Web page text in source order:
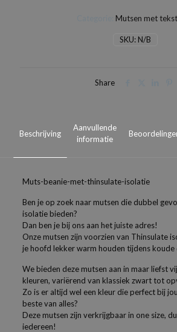
SKU:N/B
Mutsen met
Share
Beschrijving
Aanvullende
informatie
Muts-beanie-met-thinsulate-isolatie
Ben je op zoek naar mutsen die dubbel
isolatie bieden?
Dan ben je bij ons aan het juiste adres!
Onze mutsen zijn voorzien van Thinsulate
je hoofd lekker warm houden tijdens koude
We bieden deze mutsen aan in maar liefst
kleuren, variërend van klassiek zwart tot
Zo is er altijd wel een kleur die perfect bij
beste van alles?
Deze mutsen zijn verkrijgbaar in one size,
iedereen!